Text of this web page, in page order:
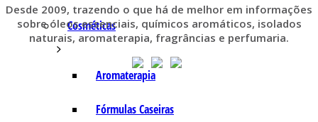
Cosméticas
Aromaterapia
Fórmulas Caseiras
Desde 2009, trazendo o que há de melhor em informações
sobre óleos essenciais, químicos aromáticos, isolados
naturais, aromaterapia, fragrâncias e perfumaria.